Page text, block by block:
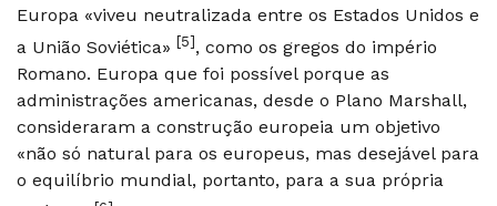
Europa «viveu neutralizada entre os Estados Unidos e
a União Soviética» [5] , como os gregos do império
Romano. Europa que foi possível porque as
administrações americanas, desde o Plano Marshall,
consideraram a construção europeia um objetivo
«não só natural para os europeus, mas desejável para
o equilíbrio mundial, portanto, para a sua própria